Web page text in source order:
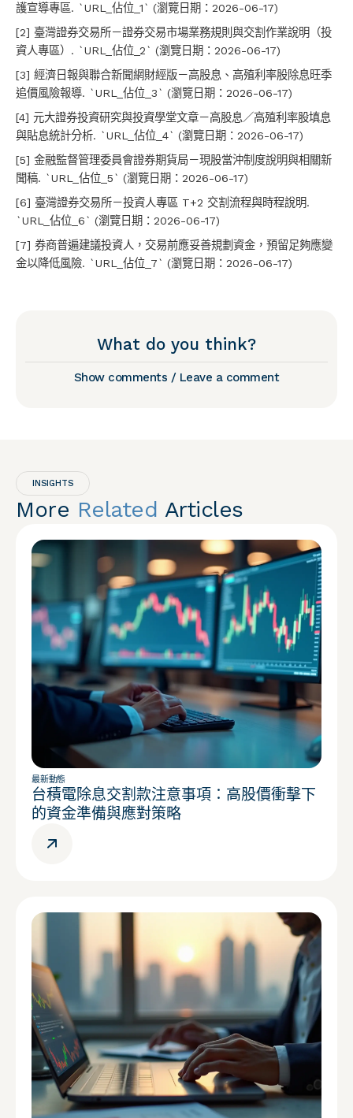
護宣導專區. `URL_佔位_1` (瀏覽日期：2026-06-17)
[2] 臺灣證券交易所－證券交易市場業務規則與交割作業說明（投
資人專區）. `URL_佔位_2` (瀏覽日期：2026-06-17)
[3] 經濟日報與聯合新聞網財經版－高股息、高殖利率股除息旺季
追價風險報導. `URL_佔位_3` (瀏覽日期：2026-06-17)
[4] 元大證券投資研究與投資學堂文章－高股息／高殖利率股填息
與貼息統計分析. `URL_佔位_4` (瀏覽日期：2026-06-17)
[5] 金融監督管理委員會證券期貨局－現股當沖制度說明與相關新
聞稿. `URL_佔位_5` (瀏覽日期：2026-06-17)
[6] 臺灣證券交易所－投資人專區 T+2 交割流程與時程說明.
`URL_佔位_6` (瀏覽日期：2026-06-17)
[7] 券商普遍建議投資人，交易前應妥善規劃資金，預留足夠應變
金以降低風險. `URL_佔位_7` (瀏覽日期：2026-06-17)
What do you think?
Show comments / Leave a comment
INSIGHTS
More Related Articles
最新動態
台積電除息交割款注意事項：高股價衝擊下
的資金準備與應對策略